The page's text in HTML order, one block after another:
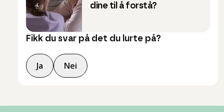
dine til å forstå?
Fikk du svar på det du lurte på?
Ja Nei